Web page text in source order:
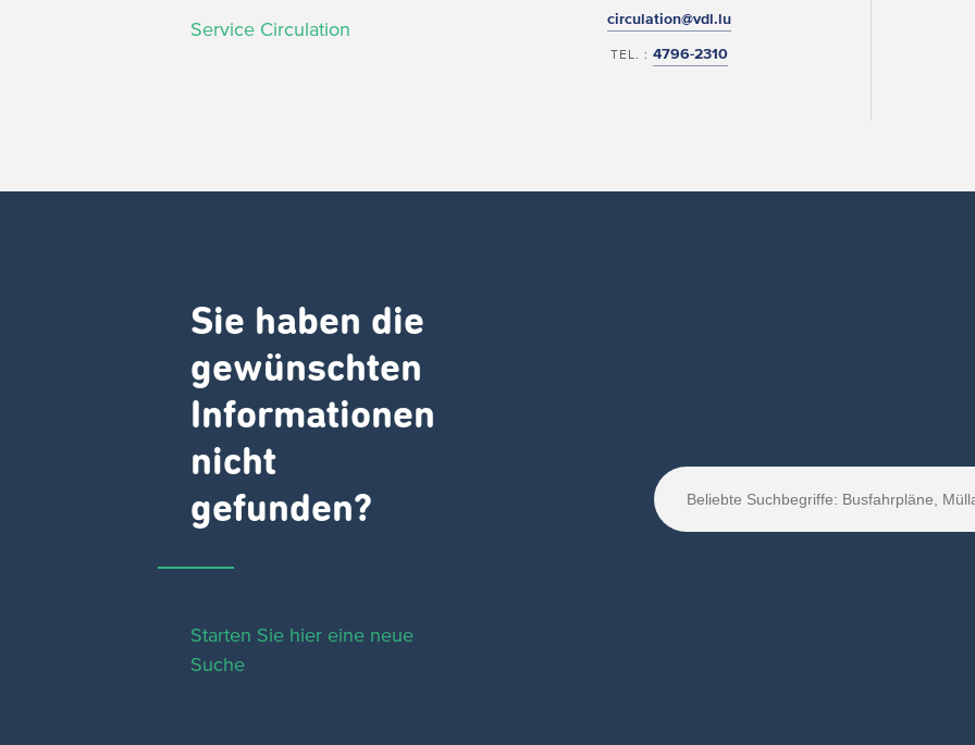
Service Circulation circulation@vdl.lu
TEL. :4796-2310
Sie haben die
gewünschten
Informationen
nicht
gefunden?
Starten Sie hier eine neue
Suche